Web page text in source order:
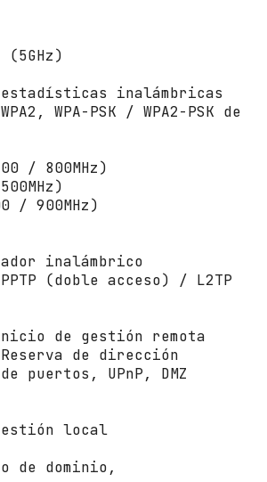
inalámbricas
WPA-PSK / WPA2-PSK de
/ 800MHz)
/ 900MHz)
inalámbrico
(doble acceso) / L2TP
de gestión remota
de dirección
UPnP, DMZ
local
dominio,